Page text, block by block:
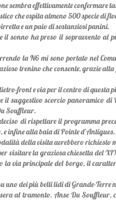
sembra effettivamente confermare
che ospita almeno 500 specie di
e un paio di sostanziosi panini.
sonno ha preso il sopravvento al
la N6 mi sono portato nel
trenino che consente, grazie
front e via per il centro di questa
suggestivo scorcio panoramico di
Souffleur.
di rispettare il programma
infine alla baia di Pointe d’Antigues.
della visita avrebbero richiesto
la graziosa chiesetta del
la via principale del borgo, il
uno dei più belli lidi di Grande-Terre
al tramonto. Anse Du Souffleur,